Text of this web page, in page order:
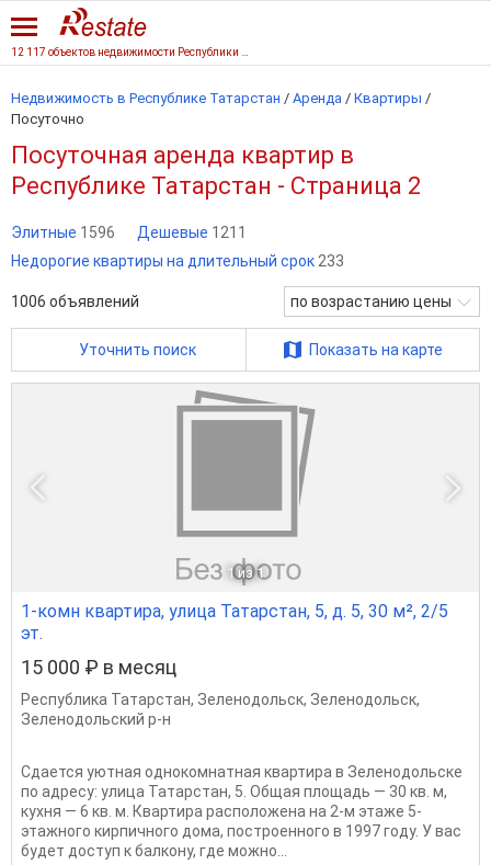
Недвижимость в Республике Татарстан / Аренда / Квартиры /
Посуточно
Посуточная аренда квартир в
Республике Татарстан - Страница 2
Элитные 1596 Дешевые 1211
Недорогие квартиры на длительный срок 233
1006 объявлений по возрастанию цены
Уточнить поиск Показать на карте
1 из 1
1-комн квартира, улица Татарстан, 5, д. 5, 30 м², 2/5
эт.
15 000 ₽ в месяц
Республика Татарстан, Зеленодольск, Зеленодольск,
Зеленодольский р-н
Сдается уютная однокомнатная квартира в Зеленодольске
по адресу: улица Татарстан, 5. Общая площадь — 30 кв. м,
кухня — 6 кв. м. Квартира расположена на 2-м этаже 5-
этажного кирпичного дома, построенного в 1997 году. У вас
будет доступ к балкону, где можно...